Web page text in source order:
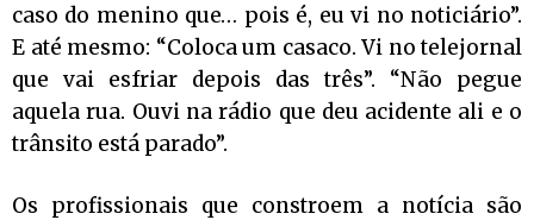
caso do menino que… pois é, eu vi no noticiário”.
E até mesmo: “Coloca um casaco. Vi no telejornal
que vai esfriar depois das três”. “Não pegue
aquela rua. Ouvi na rádio que deu acidente ali e o
trânsito está parado”.
Os profissionais que constroem a notícia são